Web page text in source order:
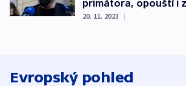
primátora, opouští i
20. 11. 2023 |
Evropský pohled